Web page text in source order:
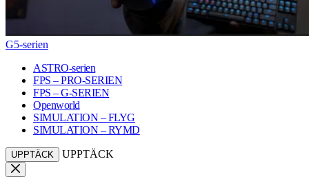
G5-serien
ASTRO-serien
FPS – PRO-SERIEN
FPS – G-SERIEN
Openworld
SIMULATION – FLYG
SIMULATION – RYMD
UPPTÄCK UPPTÄCK